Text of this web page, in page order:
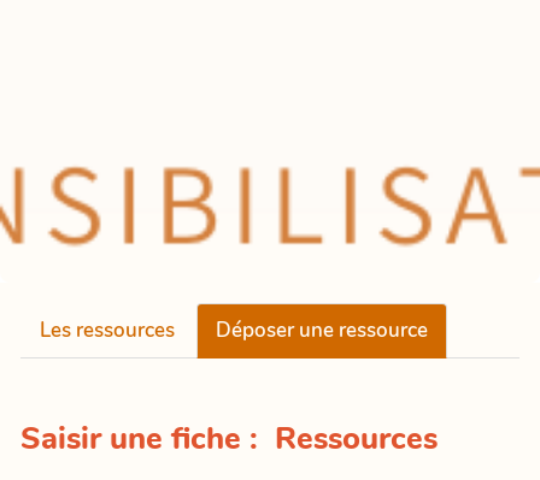
Les ressources Déposer une ressource
Saisir une fiche : Ressources